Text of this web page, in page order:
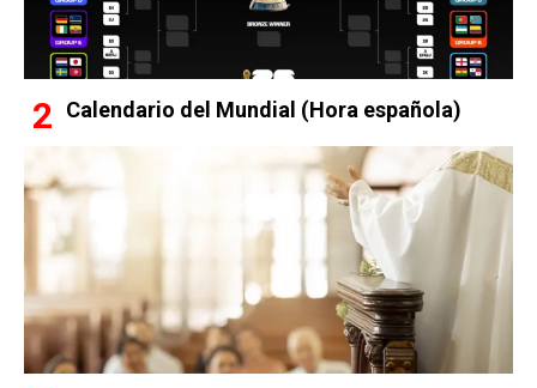
Calendario del Mundial (Hora española)